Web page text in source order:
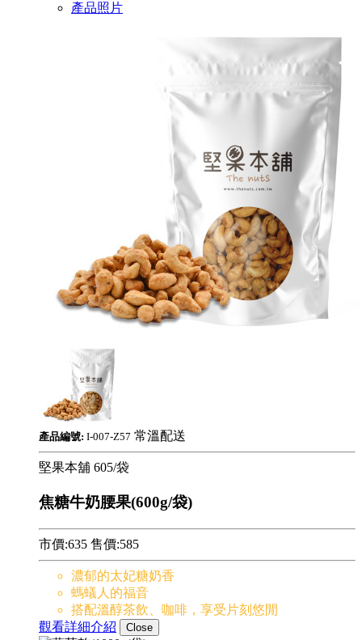
產品照片
產品編號: I-007-Z57 常溫配送
堅果本舖 605/袋
焦糖牛奶腰果(600g/袋)
市價:635 售價:585
濃郁的太妃糖奶香
螞蟻人的福音
搭配溫醇茶飲、咖啡，享受片刻悠閒
觀看詳細介紹
Close